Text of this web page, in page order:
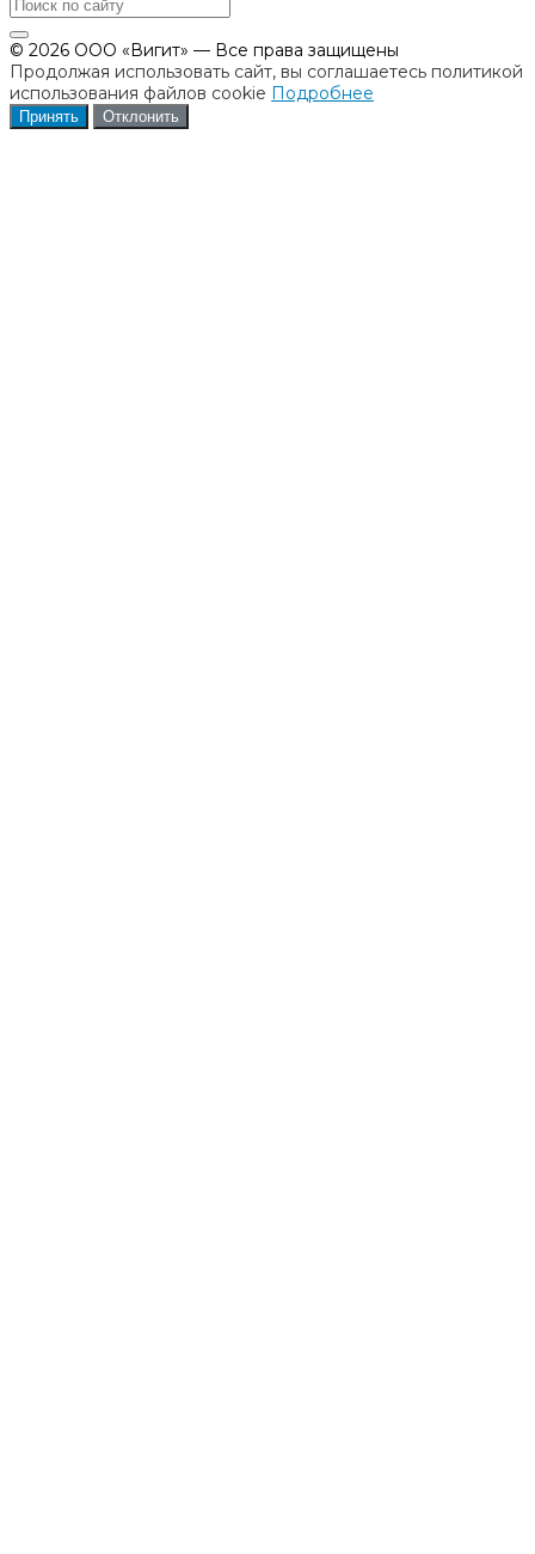
© 2026 ООО «Вигит» — Все права защищены
Продолжая использовать сайт, вы соглашаетесь политикой
использования файлов cookie Подробнее
Принять Отклонить